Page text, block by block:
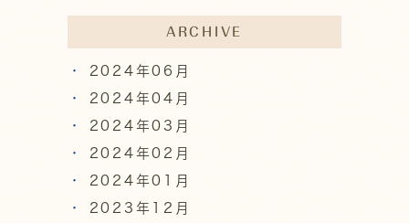
ARCHIVE
2024年06月
2024年04月
2024年03月
2024年02月
2024年01月
2023年12月